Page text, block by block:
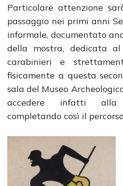
Particolare attenzione
passaggio nei primi anni
informale, documentato
della mostra, dedicata
carabinieri e
fisicamente a questa
sala del Museo
accedere infatti alla
completando così il